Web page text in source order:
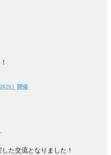
）開催
た交流となりました！